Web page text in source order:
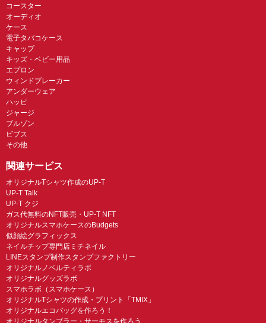
コースター
オーディオ
ケース
電子タバコケース
キャップ
キッズ・ベビー用品
エプロン
ウィンドブレーカー
アンダーウェア
ハッピ
ジャージ
ブルゾン
ビブス
その他
関連サービス
オリジナルTシャツ作成のUP-T
UP-T Talk
UP-T クジ
ガス代無料のNFT販売・UP-T NFT
オリジナルスマホケースのBudgets
似顔絵グラフィックス
ネイルチップ専門店ミチネイル
LINEスタンプ制作スタンプファクトリー
オリジナルノベルティラボ
オリジナルグッズラボ
スマホラボ（スマホケース）
オリジナルTシャツの作成・プリント「TMIX」
オリジナルエコバッグを作ろう！
オリジナルタンブラー・サーモスを作ろう